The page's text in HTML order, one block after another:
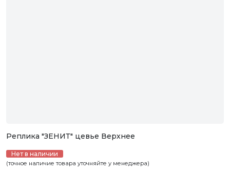
Реплика "ЗЕНИТ" цевье Верхнее
Нет в наличии
(точное наличие товара уточняйте у менеджера)